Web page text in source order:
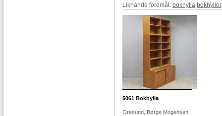
Liknande föremål: bokhylla bokhyllor
5061 Bokhylla
Öresund, Børge Mogensen